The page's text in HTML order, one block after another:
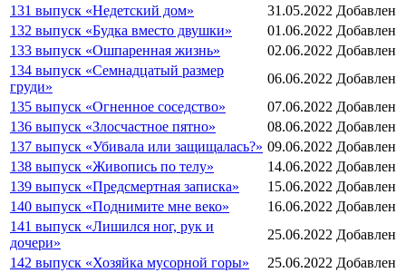
131 выпуск «Недетский дом»
31.05.2022 Добавлен
132 выпуск «Будка вместо двушки»
01.06.2022 Добавлен
133 выпуск «Ошпаренная жизнь»
02.06.2022 Добавлен
134 выпуск «Семнадцатый размер
груди»
06.06.2022 Добавлен
135 выпуск «Огненное соседство»
07.06.2022 Добавлен
136 выпуск «Злосчастное пятно»
08.06.2022 Добавлен
137 выпуск «Убивала или защищалась?» 09.06.2022 Добавлен
138 выпуск «Живопись по телу»
14.06.2022 Добавлен
139 выпуск «Предсмертная записка»
15.06.2022 Добавлен
140 выпуск «Поднимите мне веко»
16.06.2022 Добавлен
141 выпуск «Лишился ног, рук и
дочери»
25.06.2022 Добавлен
142 выпуск «Хозяйка мусорной горы»
25.06.2022 Добавлен